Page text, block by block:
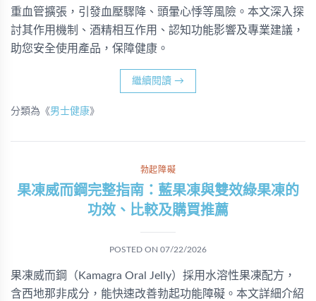
重血管擴張，引發血壓驟降、頭暈心悸等風險。本文深入探
討其作用機制、酒精相互作用、認知功能影響及專業建議，
助您安全使用產品，保障健康。
繼續閱讀 →
分類為《男士健康》
勃起障礙
果凍威而鋼完整指南：藍果凍與雙效綠果凍的
功效、比較及購買推薦
POSTED ON 07/22/2026
果凍威而鋼（Kamagra Oral Jelly）採用水溶性果凍配方，
含西地那非成分，能快速改善勃起功能障礙。本文詳細介紹